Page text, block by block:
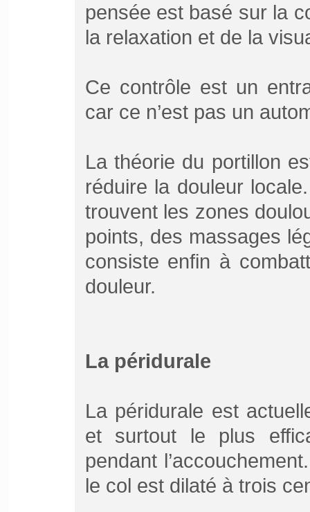
pensée est basé sur la
la relaxation et de la
Ce contrôle est un
car ce n’est pas un
La théorie du portillon
réduire la douleur
trouvent les zones
points, des massages
consiste enfin à
douleur.
La péridurale
La péridurale est
et surtout le plus
pendant
le col est dilaté à trois